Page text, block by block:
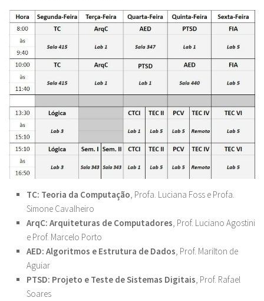
TC: Teoria da Computação , Profa. Luciana Foss e Profa.
Simone Cavalheiro
ArqC: Arquiteturas de Computadores , Prof. Luciano Agostini
e Prof. Marcelo Porto
AED: Algoritmos e Estrutura de Dados , Prof. Marilton de
Aguiar
PTSD: Projeto e Teste de Sistemas Digitais , Prof. Rafael
Soares